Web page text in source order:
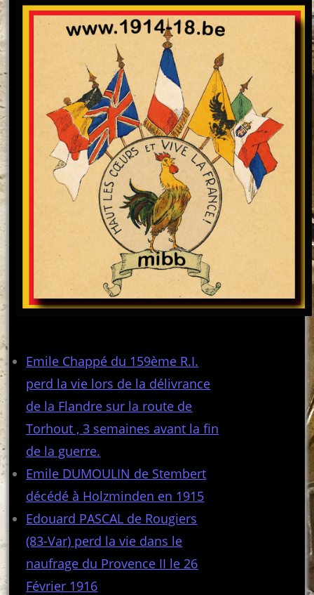
Emile Chappé du 159ème R.I.
perd la vie lors de la délivrance
de la Flandre sur la route de
Torhout , 3 semaines avant la fin
de la guerre.
Emile DUMOULIN de Stembert
décédé à Holzminden en 1915
Edouard PASCAL de Rougiers
(83-Var) perd la vie dans le
naufrage du Provence II le 26
Février 1916